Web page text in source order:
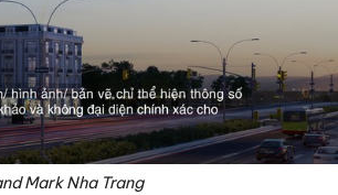
Mark Nha Trang